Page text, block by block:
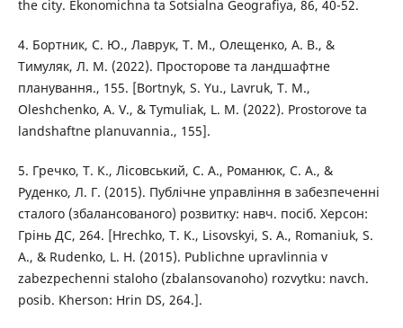
the city. Ekonomichna ta Sotsialna Geografiya, 86, 40-52.
4. Бортник, С. Ю., Лаврук, Т. М., Олещенко, А. В., &
Тимуляк, Л. М. (2022). Просторове та ландшафтне
планування., 155. [Bortnyk, S. Yu., Lavruk, T. M.,
Oleshchenko, A. V., & Tymuliak, L. M. (2022). Prostorove ta
landshaftne planuvannia., 155].
5. Гречко, Т. К., Лісовський, С. А., Романюк, С. А., &
Руденко, Л. Г. (2015). Публічне управління в забезпеченні
сталого (збалансованого) розвитку: навч. посіб. Херсон:
Грінь ДС, 264. [Hrechko, T. K., Lisovskyi, S. A., Romaniuk, S.
A., & Rudenko, L. H. (2015). Publichne upravlinnia v
zabezpechenni staloho (zbalansovanoho) rozvytku: navch.
posib. Kherson: Hrin DS, 264.].